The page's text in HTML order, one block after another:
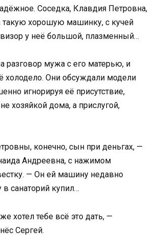
Соседка, Клавдия Петровна,
такую хорошую машинку, с кучей
у неё большой, плазменный…
разговор мужа с его матерью, и
холодело. Они обсуждали модели
игнорируя её присутствие,
хозяйкой дома, а прислугой,
конечно, сын при деньгах, —
Андреевна, с нажимом
— Он ей машину недавно
в санаторий купил…
хотел тебе всё это дать, —
Сергей.